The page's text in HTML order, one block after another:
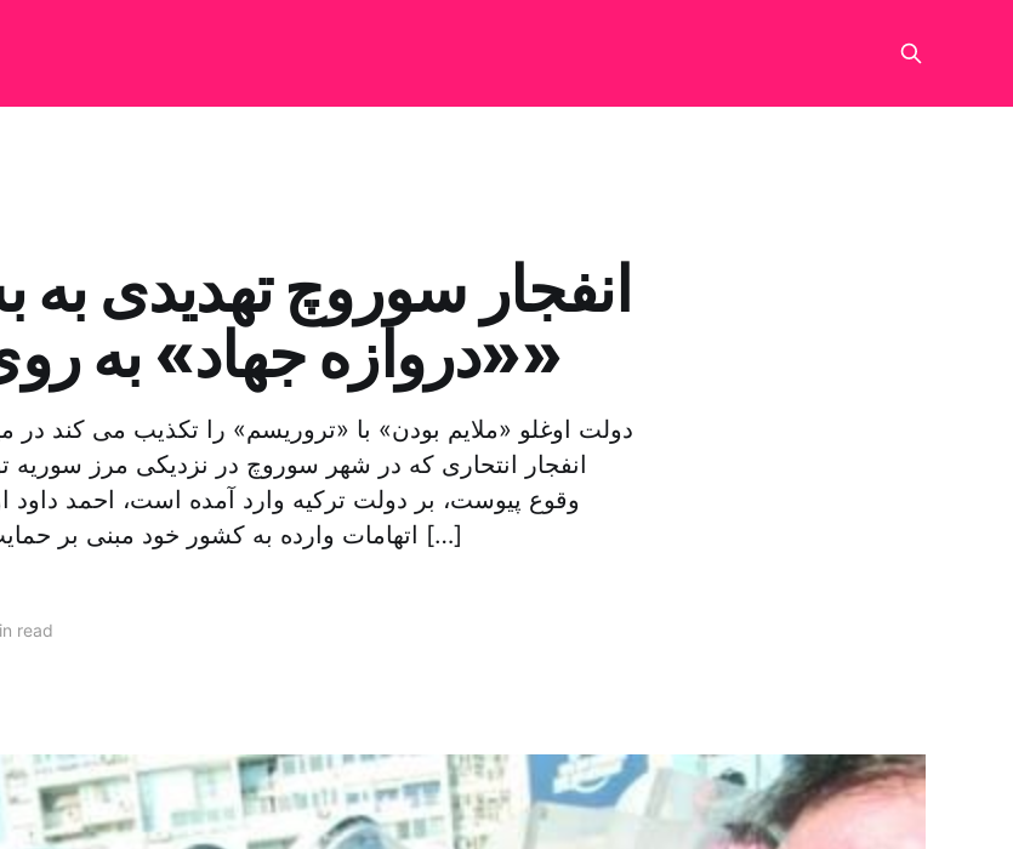
انفجار سوروچ تهدیدی
«دروازه جهاد» به روی «داعش»
دولت اوغلو «ملایم بودن» با «تروریسم» را تکذیب می کند در
انفجار انتحاری که در شهر سوروچ در نزدیکی مرز
وقوع پیوست، بر دولت ترکیه وارد آمده است، احمد داود
اتهامات وارده به کشور خود مبنی بر حمایت از سازمان تروریستی […]
read